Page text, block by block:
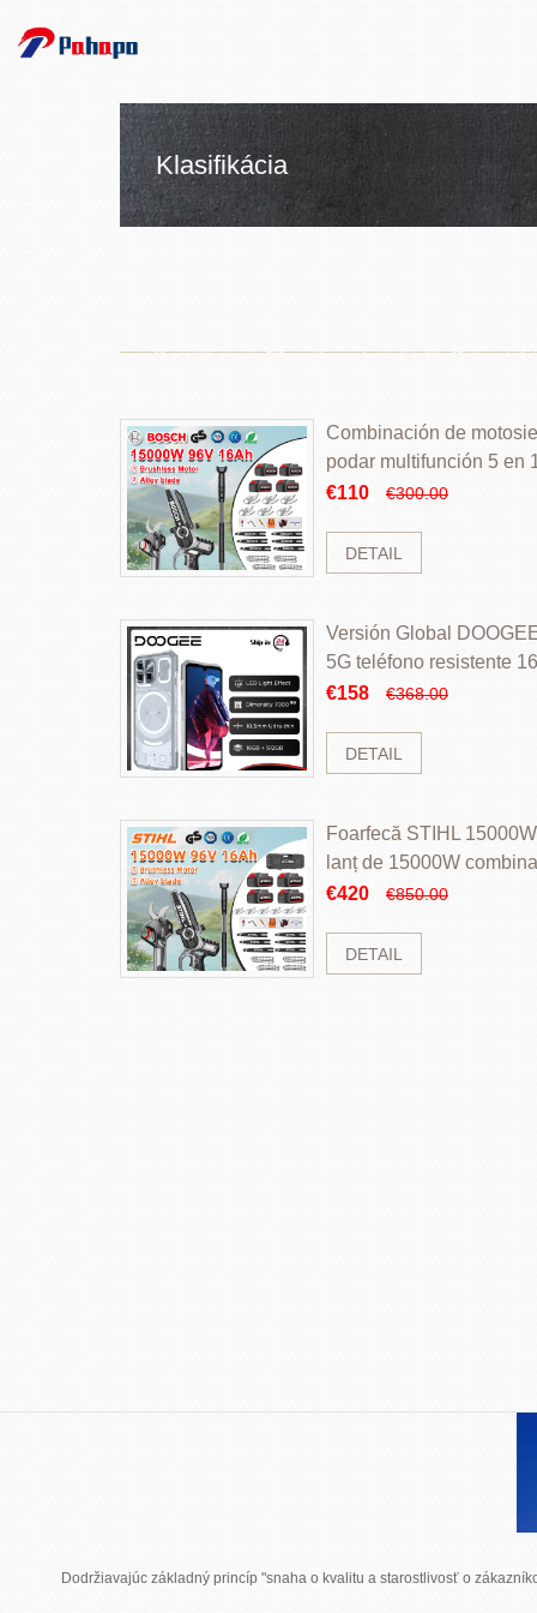
Klasifikácia
Combinación de
podar multifunción 5 en
€110
€300.00
DETAIL
Versión Global
5G teléfono resistente
ROM Mediatek
€158 €368.00
DETAIL
Foarfecă STIHL
lanț de 15000W
perii și baterie cu li
€420 €850.00
DETAIL
Dodržiavajúc základný princíp "snaha o kvalitu a starostlivosť o